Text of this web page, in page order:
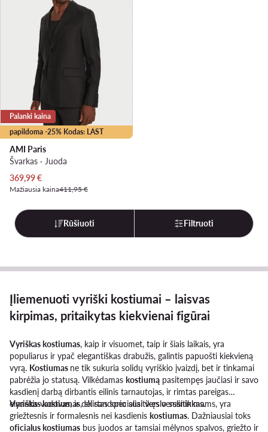
papildoma -25% Kodas: LAST
Palanki kaina
AMI Paris
Švarkas · Juoda
Dabartinė kaina
369,99€
Mažiausia kaina411,95 €
Rūšiuoti Filtruoti
Įliemenuoti vyriški kostiumai – laisvas
kirpimas, pritaikytas kiekvienai figūrai
Vyriškas kostiumas, kaip ir visuomet, taip ir šiais laikais, yra
populiarus ir ypač elegantiškas drabužis, galintis papuošti kiekvieną
vyrą. Kostiumas ne tik sukuria solidų vyriškio įvaizdį, bet ir tinkamai
pabrėžia jo statusą. Vilkėdamas kostiumą pasitempęs jaučiasi ir savo
kasdienį darbą dirbantis eilinis tarnautojas, ir rimtas pareigas
einantis vadovas, ir dėl sandorio susitikęs verslininkas.
Vyriškas kostiumas, skirtas specialiai verslo susitikimams, yra
griežtesnis ir formalesnis nei kasdienis kostiumas. Dažniausiai toks
oficialus kostiumas bus juodos ar tamsiai mėlynos spalvos, griežto ir